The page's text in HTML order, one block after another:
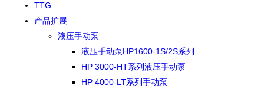
TTG
产品扩展
液压手动泵
液压手动泵HP1600-1S/2S系列
HP 3000-HT系列液压手动泵
HP 4000-LT系列手动泵